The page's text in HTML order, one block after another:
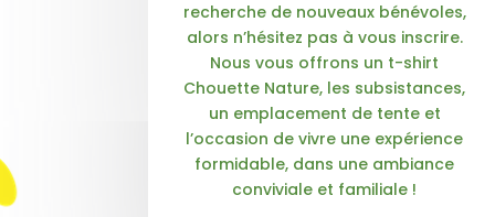
recherche de nouveaux bénévoles,
alors n’hésitez pas à vous inscrire.
Nous vous offrons un t-shirt
Chouette Nature, les subsistances,
un emplacement de tente et
l’occasion de vivre une expérience
formidable, dans une ambiance
conviviale et familiale !